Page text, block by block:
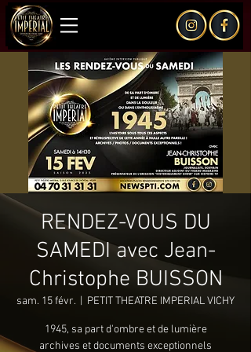
RENDEZ-VOUS DU
SAMEDI avec Jean-
Christophe BUISSON
sam. 15 févr. PETIT THEATRE IMPERIAL VICHY
1945, sa part d'ombre et de lumière
archives et documents exceptionnels